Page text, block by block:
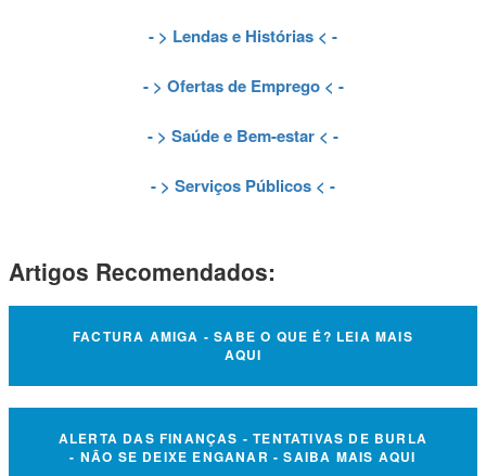
- > Lendas e Histórias < -
- > Ofertas de Emprego< -
- > Saúde e Bem-estar < -
- > Serviços Públicos < -
Artigos Recomendados:
FACTURA AMIGA - SABE O QUE É? LEIA MAIS
AQUI
ALERTA DAS FINANÇAS - TENTATIVAS DE BURLA
- NÃO SE DEIXE ENGANAR - SAIBA MAIS AQUI